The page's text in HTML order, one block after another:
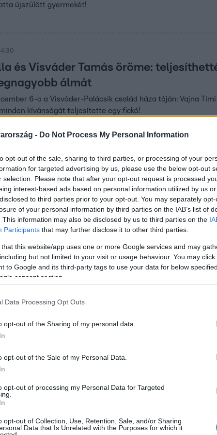
- Do Not Process My Personal Information
opt-out of the sale, sharing to third parties, or processing of your
for targeted advertising by us, please use the below opt-out
selection. Please note that after your opt-out request is processed
interest-based ads based on personal information utilized by us
to third parties prior to your opt-out. You may separately
of your personal information by third parties on the IAB’s list of
This information may also be disclosed by us to third parties on the
Participants that may further disclose it to other third parties.
that this website/app uses one or more Google services and may
but not limited to your visit or usage behaviour. You may
to Google and its third-party tags to use your data for below
consent section.
Data Processing Opt Outs
opt-out of the Sharing of my personal data.
opt-out of the Sale of my Personal Data.
opt-out of processing my Personal Data for Targeted
opt-out of Collection, Use, Retention, Sale, and/or Sharing
Data that Is Unrelated with the Purposes for which it
újszülött gyermekét!
és Visváder Tamás öröme:
álmát
6-a a Visváder-Palácsik család háza táján: Vajna Timi
kívánságát teljesítette egy fickó!
nem volt a legjobb élmény” –
kislánya
Tímea megmutatta kislányát, és őszintén vallott a
az anyaság első pillanatairól beszélt.
Palácsik-Ráthonyi Tímea kislánya,
Tímea kislánya, Hailey megszületett. A médiaszereplő 40
második gyermeke úton van –
Tímea, (korábban Vajna Tímea) hamarosan már
nevéről is hírt adott.